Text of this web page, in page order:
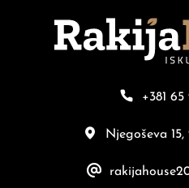
+381
Njegoševa